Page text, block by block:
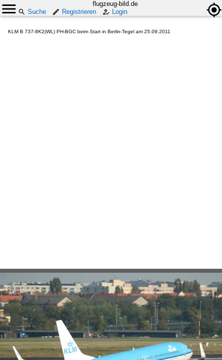
flugzeug-bild.de
Suche
Registrieren Login
KLM B 737-8K2(WL) PH-BGC beim Start in Berlin-Tegel am 25.09.2011